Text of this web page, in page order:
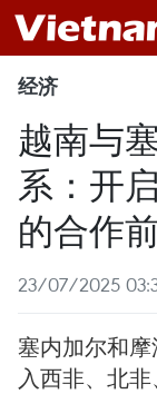
经济
越南与
系：开
的合作
23/07/2025
塞内加尔和
入西非、北